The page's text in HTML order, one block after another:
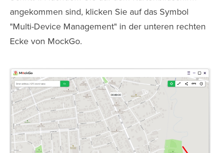
angekommen sind, klicken Sie auf das Symbol
"Multi-Device Management" in der unteren rechten
Ecke von MockGo.